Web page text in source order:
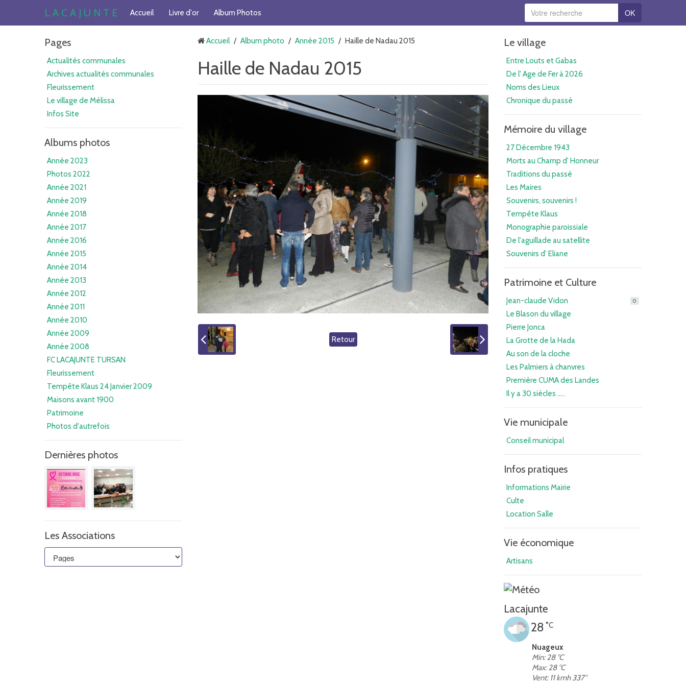
L A C A J U N T E Accueil Livre d'or Album Photos OK
Pages
Actualités communales
Archives actualités communales
Fleurissement
Le village de Mélissa
Infos Site
Albums photos
Année 2023
Photos 2022
Année 2021
Année 2019
Année 2018
Année 2017
Année 2016
Année 2015
Année 2014
Année 2013
Année 2012
Année 2011
Année 2010
Année 2009
Année 2008
FC LACAJUNTE TURSAN
Fleurissement
Tempête Klaus 24 Janvier 2009
Maisons avant 1900
Patrimoine
Photos d'autrefois
Dernières photos
Les Associations
Accueil / Album photo / Année 2015 / Haille de Nadau 2015
Haille de Nadau 2015
Retour
Le village
Entre Louts et Gabas
De l' Age de Fer à 2026
Noms des Lieux
Chronique du passé
Mémoire du village
27 Décembre 1943
Morts au Champ d' Honneur
Traditions du passé
Les Maires
Souvenirs, souvenirs !
Tempête Klaus
Monographie paroissiale
De l'aguillade au satellite
Souvenirs d' Eliane
Patrimoine et Culture
Jean-claude Vidon 0
Le Blason du village
Pierre Jonca
La Grotte de la Hada
Au son de la cloche
Les Palmiers à chanvres
Première CUMA des Landes
Il y a 30 siècles .....
Vie municipale
Conseil municipal
Infos pratiques
Informations Mairie
Culte
Location Salle
Vie économique
Artisans
Lacajunte
28 °C
Nuageux
Min: 28 °C
Max: 28 °C
Vent: 11 kmh 337°